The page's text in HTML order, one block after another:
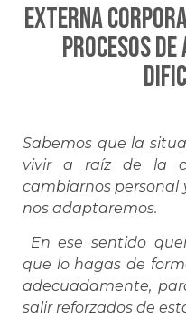
EXTERNA
procesos
Sabemos que la
vivir a raíz de la
cambiarnos personal
nos adaptaremos.
En ese sentido
que lo hagas de
adecuadamente,
salir reforzados de